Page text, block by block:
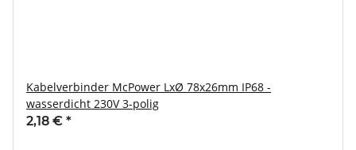
Kabelverbinder McPower LxØ 78x26mm IP68 -
wasserdicht 230V 3-polig
2,18 € *